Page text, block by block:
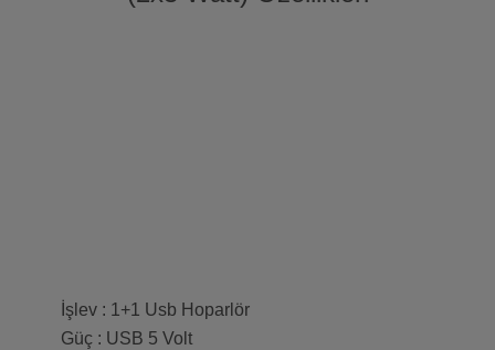
İşlev : 1+1 Usb Hoparlör
Güç : USB 5 Volt